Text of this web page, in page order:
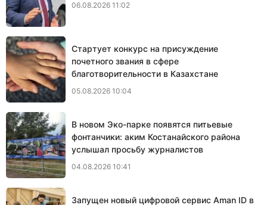
06.08.2026 11:02
Стартует конкурс на присуждение
почетного звания в сфере
благотворительности в Казахстане
05.08.2026 10:04
В новом Эко-парке появятся питьевые
фонтанчики: аким Костанайского района
услышал просьбу журналистов
04.08.2026 10:41
Запущен новый цифровой сервис Aman ID в